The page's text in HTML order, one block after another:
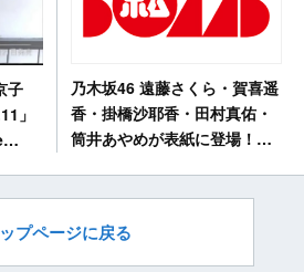
子
」
乃木坂46 遠藤さくら・賀喜遥
香・掛橋沙耶香・田村真佑・
筒井あやめが表紙に登場！
プページに戻る